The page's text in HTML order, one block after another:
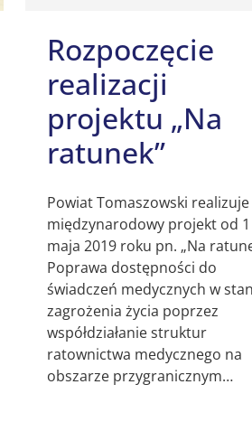
Rozpoczęcie
realizacji
projektu „Na
ratunek”
Powiat Tomaszowski realizuje
międzynarodowy projekt od 1
maja 2019 roku pn. „Na
Poprawa dostępności do
świadczeń medycznych w
zagrożenia życia poprzez
współdziałanie struktur
ratownictwa medycznego na
obszarze przygranicznym…